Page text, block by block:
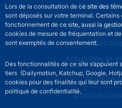
Lors de la consultation de ce site des
sont déposés sur votre terminal.
fonctionnement de ce site, aussi la
cookies de mesure de fréquentation et
sont exemptés de consentement.
Des fonctionnalités de ce site s’appuient
tiers (Dailymotion, Katchup, Google,
cookies pour des finalités qui leur sont
politique de confidentialité.
Stabilité
Publications
Actualités et
Nous
Comités